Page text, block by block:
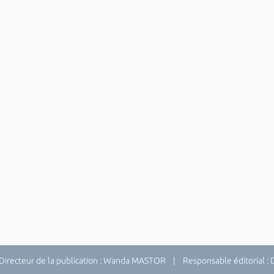
de la publication : Wanda MASTOR | Responsable éditorial :